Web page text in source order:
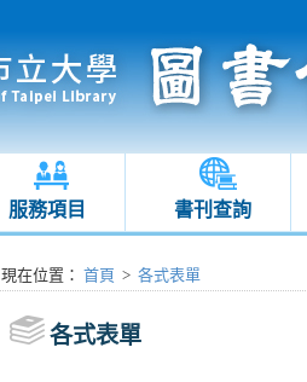
服務項目 書刊查詢
:::現在位置 ： 首頁 > 各式表單
各式表單